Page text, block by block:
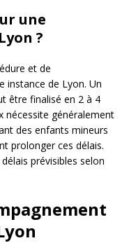
une
?
et de
instance de Lyon. Un
être finalisé en 2 à 4
nécessite généralement
des enfants mineurs
prolonger ces délais.
prévisibles selon